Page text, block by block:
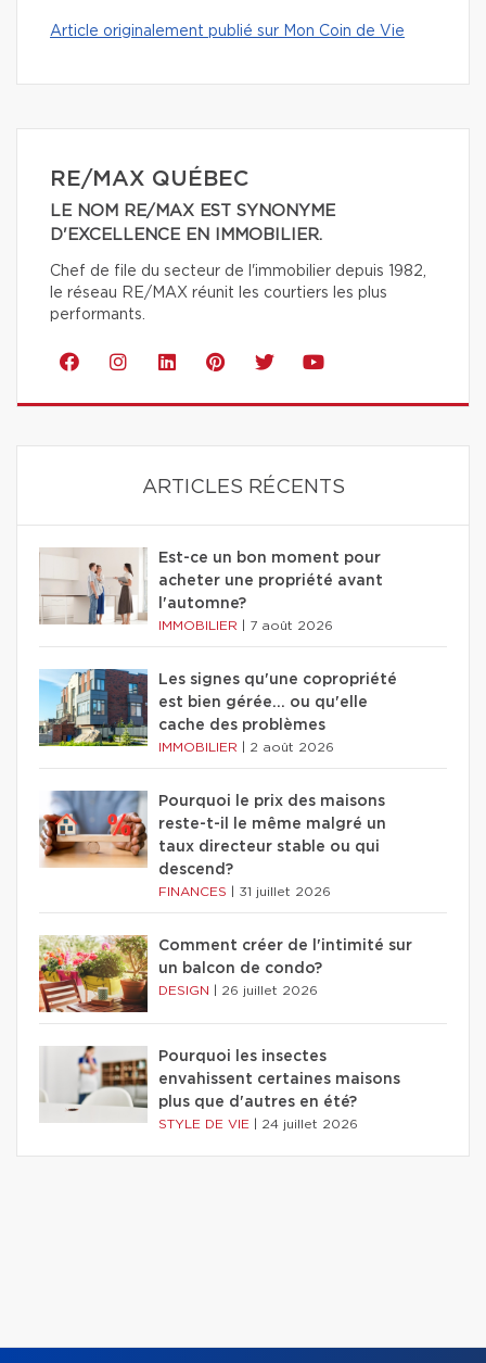
Article originalement publié sur Mon Coin de Vie
RE/MAX QUÉBEC
LE NOM RE/MAX EST SYNONYME
D'EXCELLENCE EN IMMOBILIER.
Chef de file du secteur de l'immobilier depuis 1982,
le réseau RE/MAX réunit les courtiers les plus
performants.
ARTICLES RÉCENTS
Est-ce un bon moment pour
acheter une propriété avant
l'automne?
IMMOBILIER 7 août 2026
Les signes qu'une copropriété
est bien gérée… ou qu'elle
cache des problèmes
IMMOBILIER 2 août 2026
Pourquoi le prix des maisons
reste-t-il le même malgré un
taux directeur stable ou qui
descend?
FINANCES 31 juillet 2026
Comment créer de l'intimité sur
un balcon de condo?
DESIGN 26 juillet 2026
Pourquoi les insectes
envahissent certaines maisons
plus que d'autres en été?
STYLE DE VIE 24 juillet 2026